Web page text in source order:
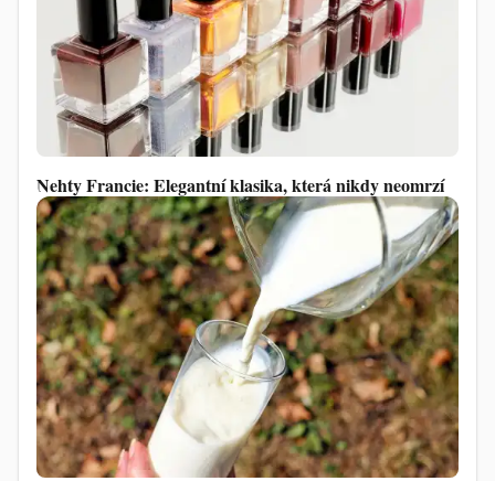
Nehty Francie: Elegantní klasika, která nikdy neomrzí